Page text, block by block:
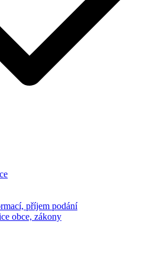
příjem podání
obce, zákony